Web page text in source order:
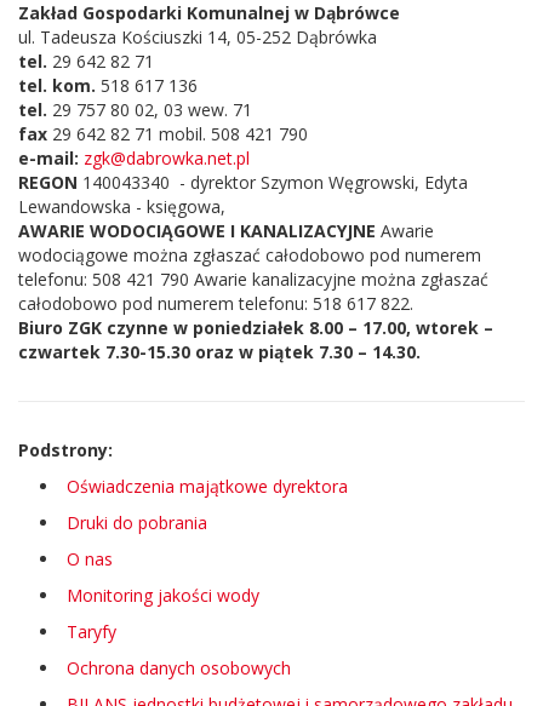
Zakład Gospodarki Komunalnej w Dąbrówce
ul. Tadeusza Kościuszki 14, 05-252 Dąbrówka
tel. 29 642 82 71
tel. kom. 518 617 136
tel. 29 757 80 02, 03 wew. 71
fax 29 642 82 71 mobil. 508 421 790
e-mail: zgk@dabrowka.net.pl
REGON 140043340 - dyrektor Szymon Węgrowski, Edyta
Lewandowska - księgowa,
AWARIE WODOCIĄGOWE I KANALIZACYJNE Awarie
wodociągowe można zgłaszać całodobowo pod numerem
telefonu: 508 421 790 Awarie kanalizacyjne można zgłaszać
całodobowo pod numerem telefonu: 518 617 822.
Biuro ZGK czynne w poniedziałek 8.00 – 17.00, wtorek –
czwartek 7.30-15.30 oraz w piątek 7.30 – 14.30.
Podstrony:
Oświadczenia majątkowe dyrektora
Druki do pobrania
O nas
Monitoring jakości wody
Taryfy
Ochrona danych osobowych